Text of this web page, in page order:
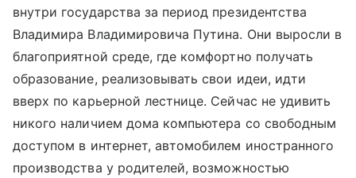
внутри государства за период президентства
Владимира Владимировича Путина. Они выросли в
благоприятной среде, где комфортно получать
образование, реализовывать свои идеи, идти
вверх по карьерной лестнице. Сейчас не удивить
никого наличием дома компьютера со свободным
доступом в интернет, автомобилем иностранного
производства у родителей, возможностью